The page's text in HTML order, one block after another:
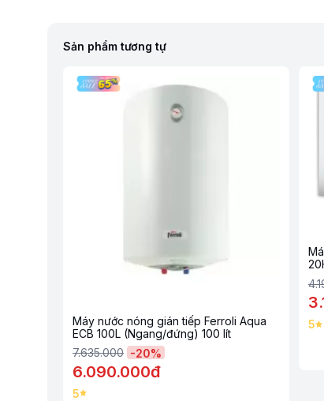
Thanh ANODE MG lớn hơn
Thanh ANODE MG được nghiên cứu và phát triển bởi
kích thước lớn hơn giúp chống ăn mòn, cho thời gian
Sản phẩm tương tự
Máy nước nóng gián tiếp Ferroli Aqua
ECB 100L (Ngang/đứng) 100 lít
7.635.000 -20%
6.090.000đ
5
5